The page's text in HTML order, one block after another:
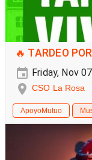
🔥 TARDEO
Friday, Nov
CSO La Rosa
ApoyoMutuo